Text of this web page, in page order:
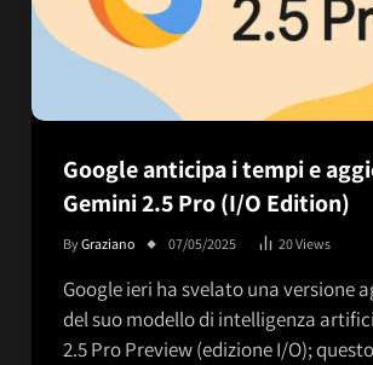
Google anticipa i tempi e
Gemini 2.5 Pro (I/O Edition)
ByGraziano 07/05/2025 20Views
Google ieri ha svelato una versione
del suo modello di intelligenza
2.5 Pro Preview (edizione I/O);